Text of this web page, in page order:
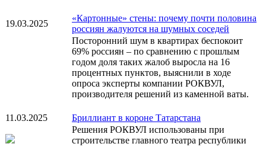
19.03.2025
«Картонные» стены: почему почти половина
россиян жалуются на шумных соседей
Посторонний шум в квартирах беспокоит
69% россиян – по сравнению с прошлым
годом доля таких жалоб выросла на 16
процентных пунктов, выяснили в ходе
опроса эксперты компании РОКВУЛ,
производителя решений из каменной ваты.
11.03.2025
Бриллиант в короне Татарстана
Решения РОКВУЛ использованы при
строительстве главного театра республики